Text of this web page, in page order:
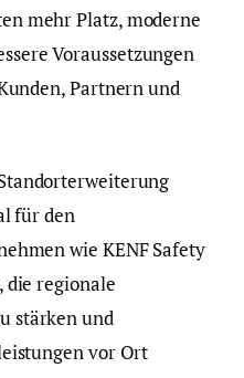
mehr Platz, moderne
Voraussetzungen
Partnern und
für den
wie KENF Safety
die regionale
stärken und
vor Ort